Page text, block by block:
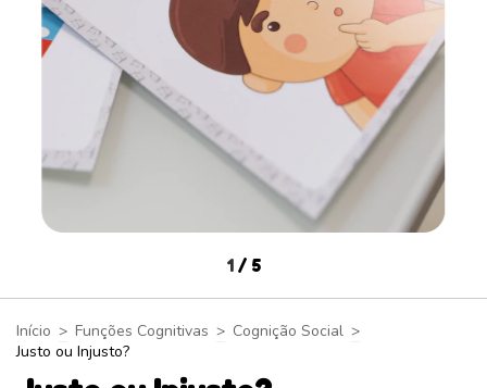
1 / 5
Início > Funções Cognitivas > Cognição Social >
Justo ou Injusto?